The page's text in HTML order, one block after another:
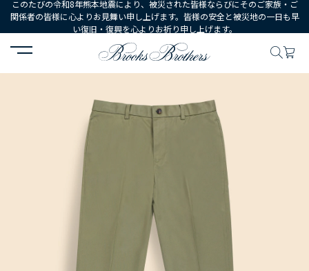
このたびの令和8年熊本地震により、被災された皆様ならびにそのご家族・ご
関係者の皆様に心よりお見舞い申し上げます。皆様の安全と被災地の一日も早
い復旧・復興を心よりお祈り申し上げます。
HOME ウェア ボトムス カジュアルパンツ ライトウ